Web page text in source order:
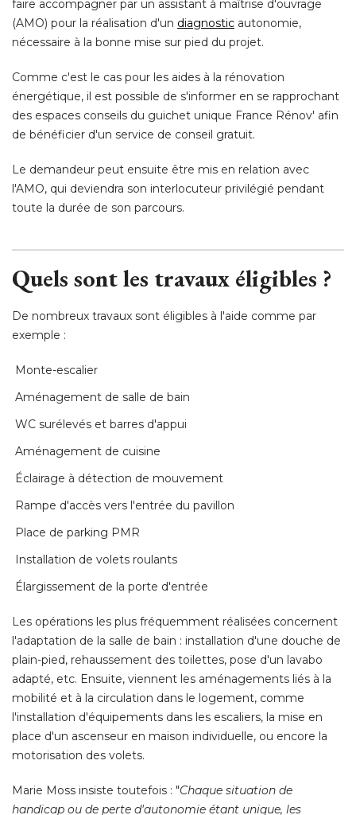
faire accompagner par un assistant à maîtrise d'ouvrage
(AMO) pour la réalisation d'un diagnostic autonomie,
nécessaire à la bonne mise sur pied du projet.
Comme c'est le cas pour les aides à la rénovation
énergétique, il est possible de s'informer en se rapprochant
des espaces conseils du guichet unique France Rénov' afin
de bénéficier d'un service de conseil gratuit.
Le demandeur peut ensuite être mis en relation avec
l'AMO, qui deviendra son interlocuteur privilégié pendant
toute la durée de son parcours.
Quels sont les travaux éligibles ?
De nombreux travaux sont éligibles à l'aide comme par
exemple :
 Monte-escalier
 Aménagement de salle de bain
 WC surélevés et barres d'appui
 Aménagement de cuisine
 Éclairage à détection de mouvement
 Rampe d'accès vers l'entrée du pavillon
 Place de parking PMR
 Installation de volets roulants
 Élargissement de la porte d'entrée
Les opérations les plus fréquemment réalisées concernent
l'adaptation de la salle de bain : installation d'une douche de
plain-pied, rehaussement des toilettes, pose d'un lavabo
adapté, etc. Ensuite, viennent les aménagements liés à la
mobilité et à la circulation dans le logement, comme
l'installation d'équipements dans les escaliers, la mise en
place d'un ascenseur en maison individuelle, ou encore la
motorisation des volets.
Marie Moss insiste toutefois : "Chaque situation de
handicap ou de perte d'autonomie étant unique, les